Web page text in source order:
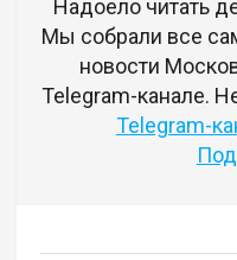
Надоело читать
Мы собрали все
новости
Telegram-канале.
Telegram-